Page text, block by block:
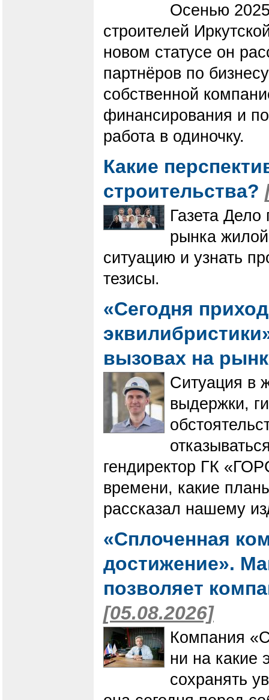
Осенью
строителей
новом статусе он
партнёров по
собственной
финансирования и
работа в одиночку.
Какие
строительства?
Газета Дело
рынка
ситуацию и узнать
тезисы.
«Сегодня
вызовах на
Ситуация в
выдержки,
гендиректор ГК
времени, какие
рассказал нашему
«Сплоченная
достижение».
позволяет
[05.08.2026]
Компания
ни на какие
сохранять